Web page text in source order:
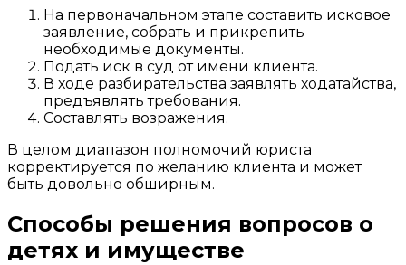
На первоначальном этапе составить исковое
заявление, собрать и прикрепить
необходимые документы.
Подать иск в суд от имени клиента.
В ходе разбирательства заявлять ходатайства,
предъявлять требования.
Составлять возражения.
В целом диапазон полномочий юриста
корректируется по желанию клиента и может
быть довольно обширным.
Способы решения вопросов о
детях и имуществе